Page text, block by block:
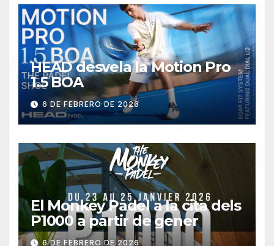
HEAD desvela la Motion Pro
1.5 BOA
6 DE FEBRERO DE 2026
El Monkey Padel a la cita dels
P1000 a partir de gener
6 DE FEBRERO DE 2026